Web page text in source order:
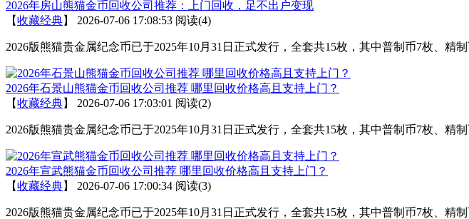
2026年房山熊猫金币回收公司推荐：上门回收，足不出户变现
【收藏经典】 2026-07-06 17:08:53 阅读(4)
2026版熊猫贵金属纪念币已于2025年10月31日正式发行，全套共15枚，其中普制币7枚、
2026年石景山熊猫金币回收公司推荐 哪里回收价格高且支持上门？
【收藏经典】 2026-07-06 17:03:01 阅读(2)
2026版熊猫贵金属纪念币已于2025年10月31日正式发行，全套共15枚，其中普制币7枚、
2026年宣武熊猫金币回收公司推荐 哪里回收价格高且支持上门？
【收藏经典】 2026-07-06 17:00:34 阅读(3)
2026版熊猫贵金属纪念币已于2025年10月31日正式发行，全套共15枚，其中普制币7枚、